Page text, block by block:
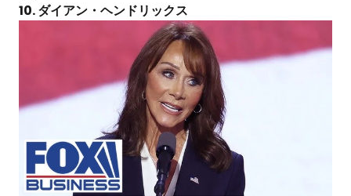
10. ダイアン・ヘンドリックス